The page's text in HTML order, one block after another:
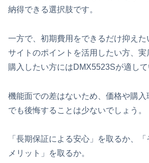
納得できる選択肢です。
一方で、初期費用をできるだけ抑えた
サイトのポイントを活用したい方、実
購入したい方にはDMX5523Sが適して
機能面での差はないため、価格や購
でも後悔することは少ないでしょう。
「長期保証による安心」を取るか、
メリット」を取るか。